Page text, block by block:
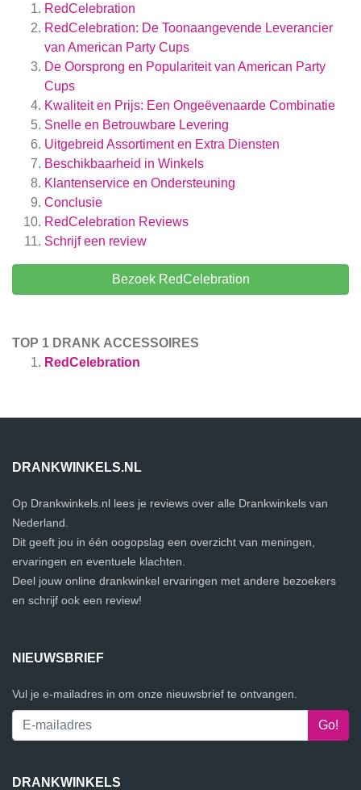
RedCelebration
RedCelebration: De Toonaangevende Leverancier
van American Party Cups
De Oorsprong en Populariteit van American Party
Cups
Kwaliteit en Prijs: Een Ongeëvenaarde Combinatie
Snelle en Betrouwbare Levering
Uitgebreid Assortiment en Extra Diensten
Beschikbaarheid in Winkels
Klantenservice en Ondersteuning
Conclusie
RedCelebration Reviews
Schrijf een review
Bezoek RedCelebration
TOP 1 DRANK ACCESSOIRES
RedCelebration
DRANKWINKELS.NL
Op Drankwinkels.nl lees je reviews over alle Drankwinkels van
Nederland.
Dit geeft jou in één oogopslag een overzicht van meningen,
ervaringen en eventuele klachten.
Deel jouw online drankwinkel ervaringen met andere bezoekers
en schrijf ook een review!
NIEUWSBRIEF
Vul je e-mailadres in om onze nieuwsbrief te ontvangen.
DRANKWINKELS